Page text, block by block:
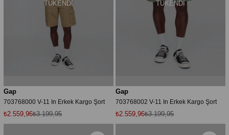
TÜKENDI
Gap
703768000 V-11 In Erkek Kargo Şort
₺2.559,96₺3.199,95
TÜKENDI
Gap
703768002 V-11 In Erkek Kargo Şort
₺2.559,96₺3.199,95